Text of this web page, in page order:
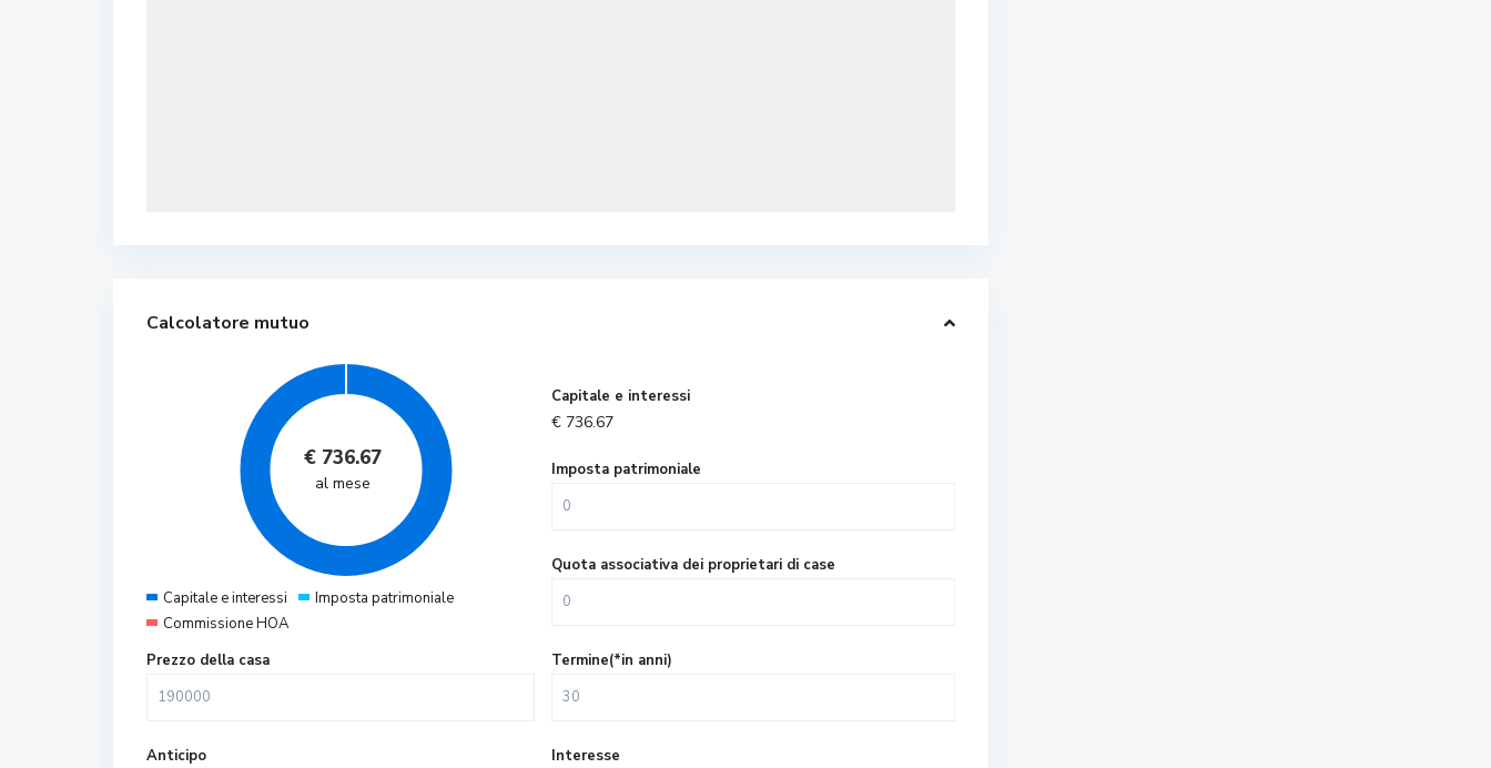
Calcolatore mutuo
€ 736.67
al mese
Capitale e interessi
Imposta patrimoniale
Commissione HOA
Capitale e interessi
€ 736.67
Imposta patrimoniale
Quota associativa dei proprietari di case
Prezzo della casa
Anticipo
Termine(*in anni)
Interesse